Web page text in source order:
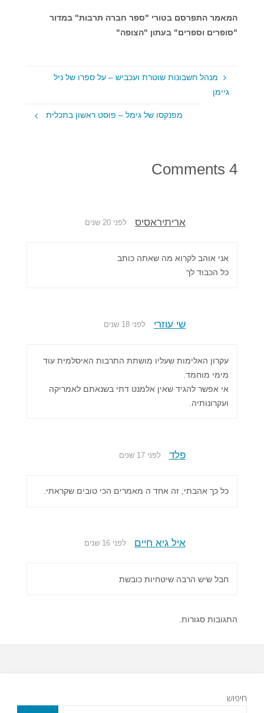
המאמר התפרסם בטורי "ספר חברה תרבות" במדור
"סופרים וספרים" בעתון "הצופה"
מנהל חשבונות שוטרת ועכביש – על ספרו של ניל
גיימן
מפנקסו של גימל – פוסט ראשון בתכלית
4 Comments
אריתיראסיס לפני 20 שנים
אני אוהב לקרוא מה שאתה כותב
כל הכבוד לך
שי עוזרי לפני 18 שנים
עקרון האלימות שעליו מושתת התרבות האיסלמית עוד
מימי מוחמד.
אי אפשר להגיד שאין אלמנט דתי בשנאתם לאמריקה
ועקרונותיה.
פלד לפני 17 שנים
כל כך אהבתי, זה אחד ה מאמרים הכי טובים שקראתי.
איל גיא חיים לפני 16 שנים
חבל שיש הרבה שיטחיות כובשת
התגובות סגורות.
חיפוש